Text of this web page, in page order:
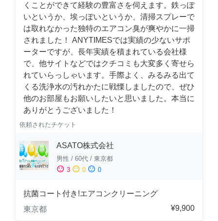
くことができて経験の豊富さを伺えます。鉄っぽ
いというか、埃っぽいというか、清掃スプレーで
は取れなかった独特のエアコン臭が爽やかに一掃
されました！ ANYTIMESでは実績の少ないサポ
ーターですが、長年実績を積まれている会社様
で、他サイトなどではクチコミも大変多く寄せら
れていらっしゃいます。手際よく、みるみる出て
くる洗浄水の汚れかたに戦慄しましたので、ぜひ
他のお部屋もお願いしたいと思いました。本当に
ありがとうございました！
依頼されたチケット
ASATO株式会社
男性 / 60代 / 東京都
sentiment_satisfied 3 sentiment_neutral 0 sentiment_dissatisfied 0
抗菌コート付き!エアコンクリーニング
東京都
¥9,900